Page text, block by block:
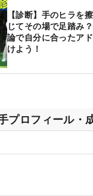
【診断】手のヒラを
じてその場で足踏み
論で自分に合ったア
けよう！
プロフィール・